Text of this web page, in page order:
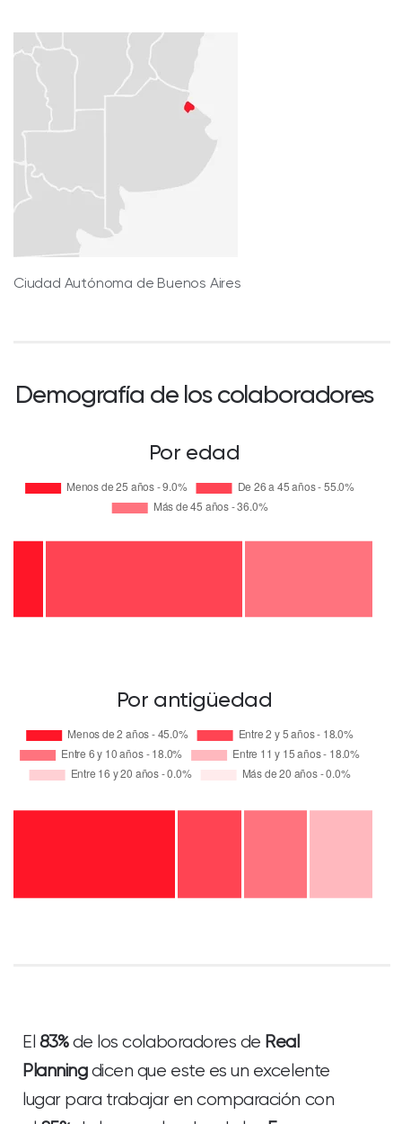
Ciudad Autónoma de Buenos Aires
Demografía de los colaboradores
Por edad
Por antigüedad
El 83%de los colaboradores de Real
Planningdicen que este es un excelente
lugar para trabajar en comparación con